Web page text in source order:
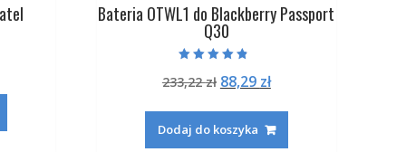
zł.
Bateria OTWL1 do Blackberry Passport
Q30
4.50
na 5
233,22zł Pierwotna
wynosiła:
233,22 zł.
88,29 złAktualna
88,29 zł.
Dodaj do koszyka